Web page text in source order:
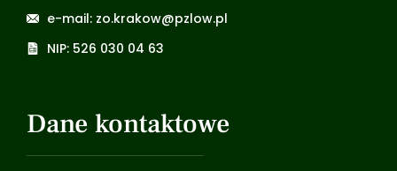
e-mail: zo.krakow@pzlow.pl
NIP: 526 030 04 63
Dane kontaktowe